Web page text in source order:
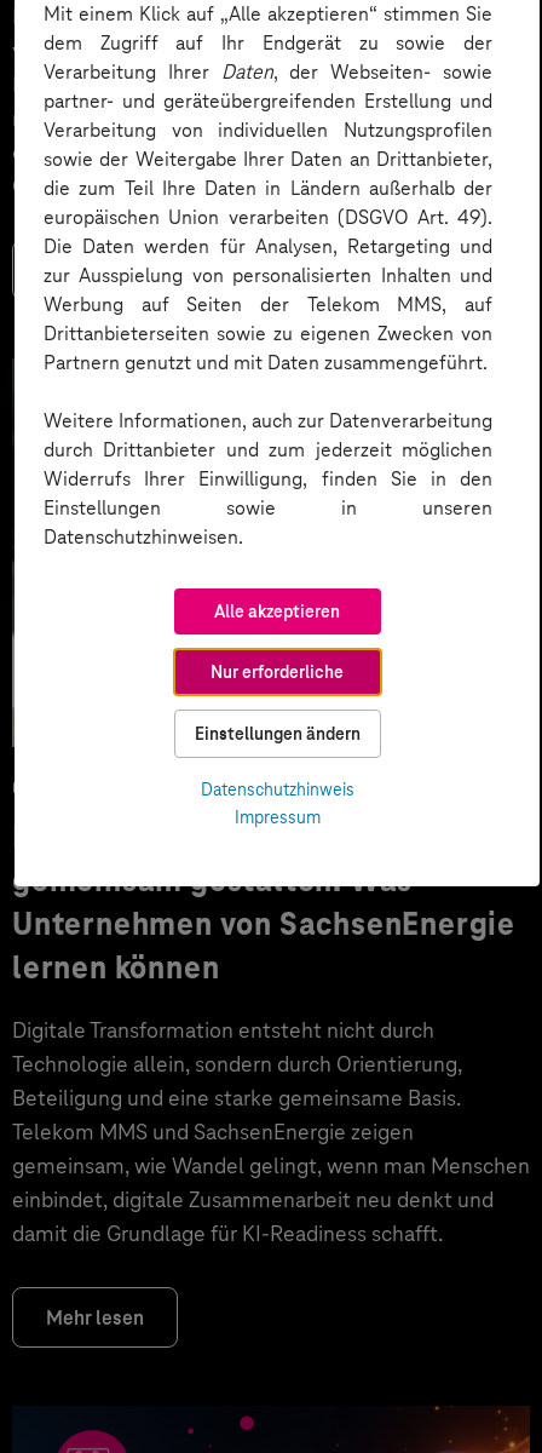
Mit einem Klick auf „Alle akzeptieren“ stimmen Sie
dem Zugriff auf Ihr Endgerät zu sowie der
Verarbeitung Ihrer Daten, der Webseiten- sowie
partner- und geräteübergreifenden Erstellung und
Verarbeitung von individuellen Nutzungsprofilen
sowie der Weitergabe Ihrer Daten an Drittanbieter,
die zum Teil Ihre Daten in Ländern außerhalb der
europäischen Union verarbeiten (DSGVO Art. 49).
Die Daten werden für Analysen, Retargeting und
zur Ausspielung von personalisierten Inhalten und
Werbung auf Seiten der Telekom MMS, auf
Drittanbieterseiten sowie zu eigenen Zwecken von
Partnern genutzt und mit Daten zusammengeführt.
Weitere Informationen, auch zur Datenverarbeitung
durch Drittanbieter und zum jederzeit möglichen
Widerrufs Ihrer Einwilligung, finden Sie in den
Einstellungen sowie in unseren
Datenschutzhinweisen.
Alle akzeptieren
Nur erforderliche
Einstellungen ändern
Datenschutzhinweis
Impressum
Entscheidend ist, wie Menschen Veränderung erleben,
verstehen und mitgestalten. Gerade bei der
Einführung von künstlicher Intelligenz zeigt sich, dass
nicht die Technik über Erfolg oder Misserfolg
entscheidet, sondern die Veränderungskompetenz der
Organisation.
Mehr lesen
09.03.2026
Digitale Transformation
gemeinsam gestalten: Was
Unternehmen von SachsenEnergie
lernen können
Digitale Transformation entsteht nicht durch
Technologie allein, sondern durch Orientierung,
Beteiligung und eine starke gemeinsame Basis.
Telekom MMS und SachsenEnergie zeigen
gemeinsam, wie Wandel gelingt, wenn man Menschen
einbindet, digitale Zusammenarbeit neu denkt und
damit die Grundlage für KI‑Readiness schafft.
Mehr lesen